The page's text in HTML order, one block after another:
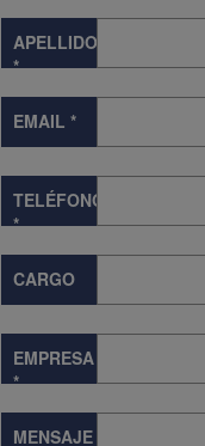
APELLIDOS
*
EMAIL*
TELÉFONO
*
CARGO
EMPRESA
*
MENSAJE